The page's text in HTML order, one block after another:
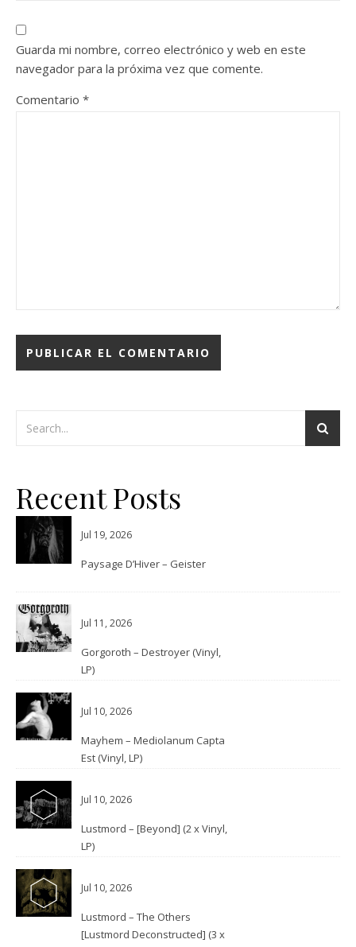
Guarda mi nombre, correo electrónico y web en este
navegador para la próxima vez que comente.
Comentario *
Recent Posts
Jul 19, 2026
Paysage D’Hiver – Geister
Jul 11, 2026
Gorgoroth – Destroyer (Vinyl,
LP)
Jul 10, 2026
Mayhem – Mediolanum Capta
Est (Vinyl, LP)
Jul 10, 2026
Lustmord – [Beyond] (2 x Vinyl,
LP)
Jul 10, 2026
Lustmord – The Others
[Lustmord Deconstructed] (3 x